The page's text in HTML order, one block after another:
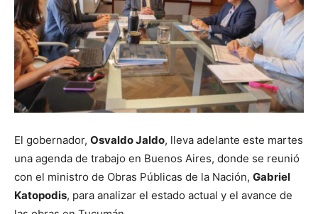
El gobernador, Osvaldo Jaldo, lleva adelante este martes
una agenda de trabajo en Buenos Aires, donde se reunió
con el ministro de Obras Públicas de la Nación, Gabriel
Katopodis, para analizar el estado actual y el avance de